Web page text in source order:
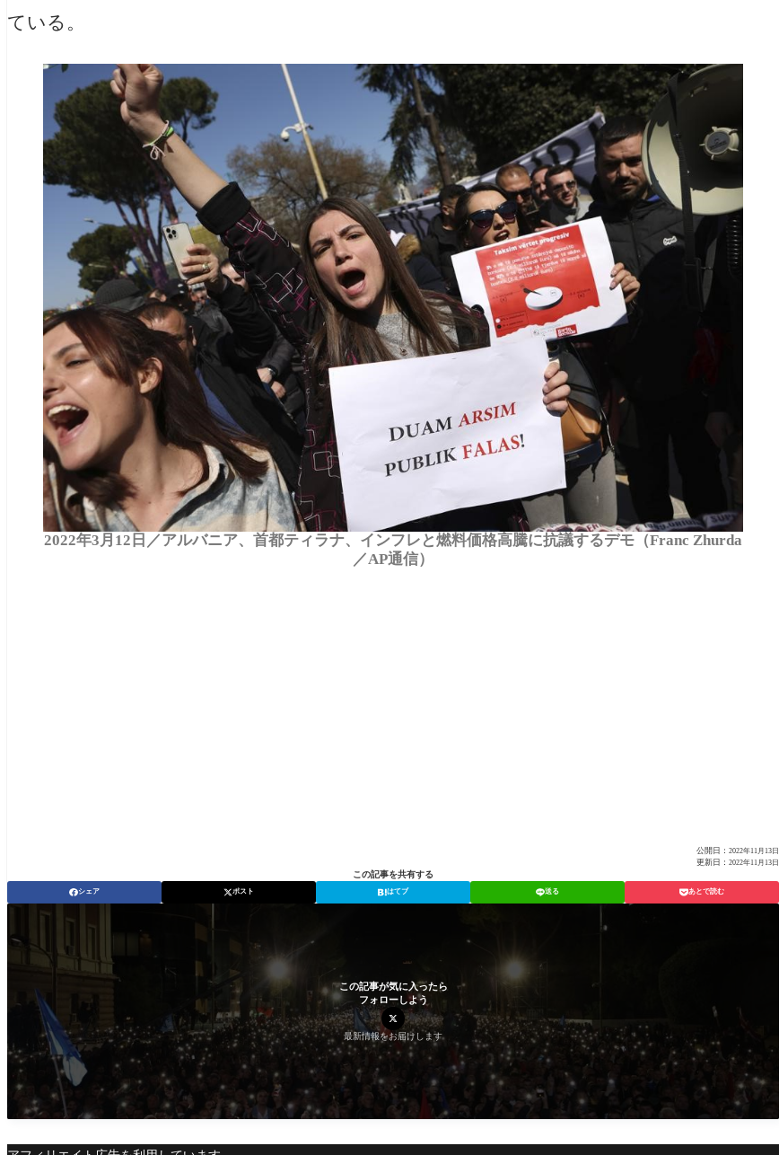
ている。
2022年3月12日／アルバニア、首都ティラナ、インフレと燃料価格高騰に抗議するデモ（Franc Zhurda
／AP通信）
公開日： 2022年11月13日
更新日： 2022年11月13日
この記事を共有する
シェア ポスト はてブ 送る あとで読む
この記事が気に入ったら
フォローしよう
最新情報をお届けします